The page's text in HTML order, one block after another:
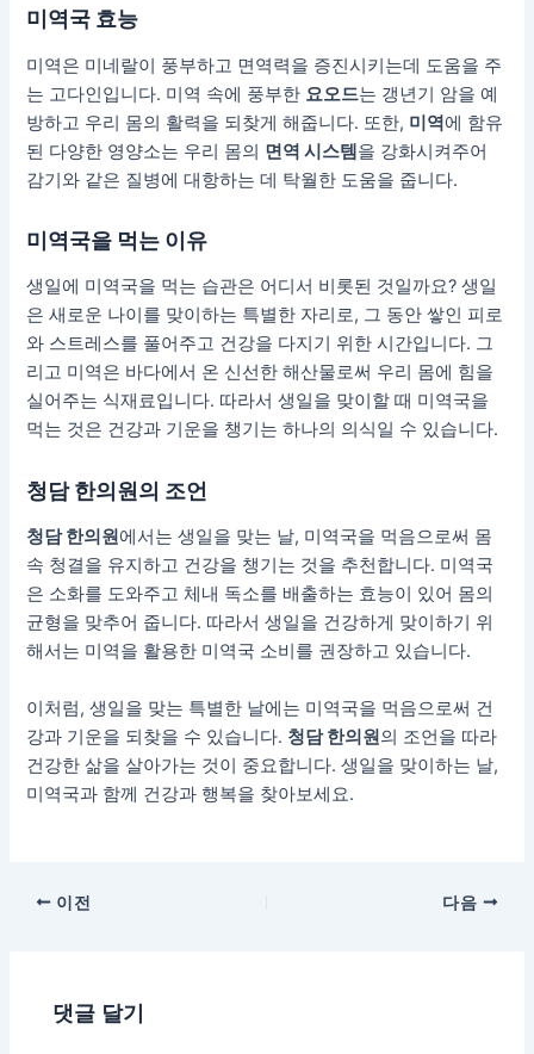
미역국 효능
미역은 미네랄이 풍부하고 면역력을 증진시키는데 도움을 주
는 고다인입니다. 미역 속에 풍부한 요오드는 갱년기 암을 예
방하고 우리 몸의 활력을 되찾게 해줍니다. 또한, 미역에 함유
된 다양한 영양소는 우리 몸의 면역 시스템을 강화시켜주어
감기와 같은 질병에 대항하는 데 탁월한 도움을 줍니다.
미역국을 먹는 이유
생일에 미역국을 먹는 습관은 어디서 비롯된 것일까요? 생일
은 새로운 나이를 맞이하는 특별한 자리로, 그 동안 쌓인 피로
와 스트레스를 풀어주고 건강을 다지기 위한 시간입니다. 그
리고 미역은 바다에서 온 신선한 해산물로써 우리 몸에 힘을
실어주는 식재료입니다. 따라서 생일을 맞이할 때 미역국을
먹는 것은 건강과 기운을 챙기는 하나의 의식일 수 있습니다.
청담 한의원의 조언
청담 한의원에서는 생일을 맞는 날, 미역국을 먹음으로써 몸
속 청결을 유지하고 건강을 챙기는 것을 추천합니다. 미역국
은 소화를 도와주고 체내 독소를 배출하는 효능이 있어 몸의
균형을 맞추어 줍니다. 따라서 생일을 건강하게 맞이하기 위
해서는 미역을 활용한 미역국 소비를 권장하고 있습니다.
이처럼, 생일을 맞는 특별한 날에는 미역국을 먹음으로써 건
강과 기운을 되찾을 수 있습니다. 청담 한의원의 조언을 따라
건강한 삶을 살아가는 것이 중요합니다. 생일을 맞이하는 날,
미역국과 함께 건강과 행복을 찾아보세요.
이전 다음
댓글 달기